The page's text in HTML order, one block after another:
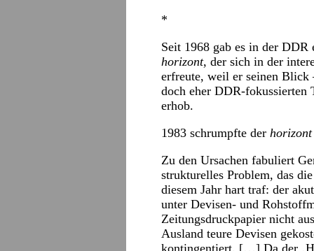
*
Seit 1968 gab es in der DDR
horizont, der sich in der
erfreute, weil er seinen
doch eher DDR-fokussierten
erhob.
1983 schrumpfte der horizont
Zu den Ursachen fabuliert
strukturelles Problem, das
diesem Jahr hart traf: der
unter Devisen- und
Zeitungsdruckpapier nicht
Ausland teure Devisen
kontingentiert. […] Da der